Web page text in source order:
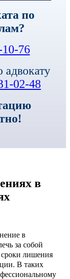
по
76
адвокату
02-48
в
в
за собой
сроки лишения
В таких